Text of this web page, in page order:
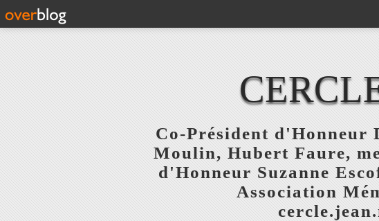
Co-Président d'Honneur
Moulin, Hubert Faure,
d'Honneur Suzanne
Association